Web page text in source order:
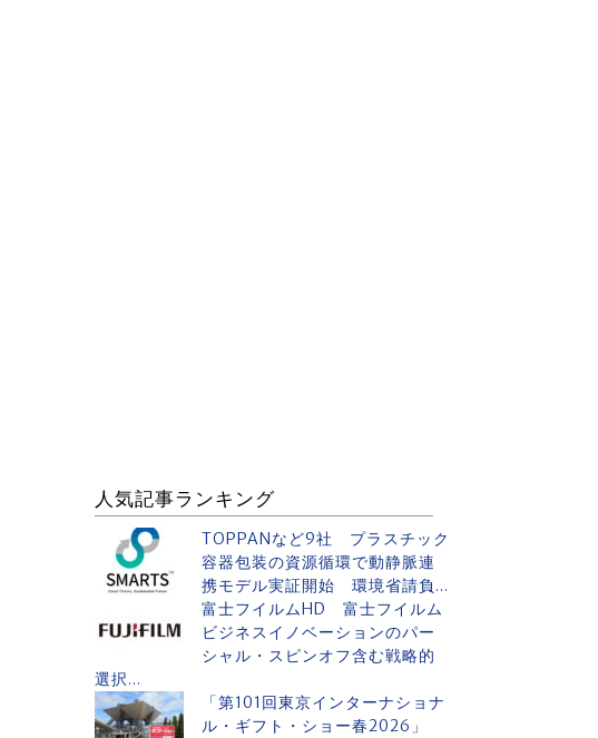
人気記事ランキング
TOPPANなど9社 プラスチック
容器包装の資源循環で動静脈連
携モデル実証開始 環境省請負...
富士フイルムHD 富士フイルム
ビジネスイノベーションのパー
シャル・スピンオフ含む戦略的
選択...
「第101回東京インターナショナ
ル・ギフト・ショー春2026」